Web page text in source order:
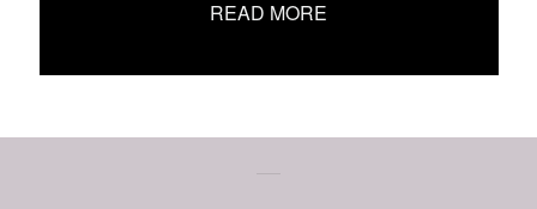
READ MORE